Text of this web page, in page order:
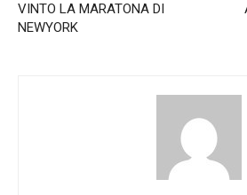
VINTO LA MARATONA DI
NEWYORK